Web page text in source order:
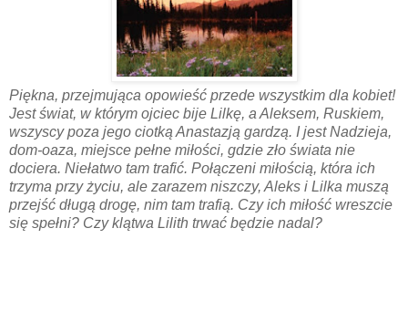
Piękna, przejmująca opowieść przede wszystkim dla kobiet!
Jest świat, w którym ojciec bije Lilkę, a Aleksem, Ruskiem,
wszyscy poza jego ciotką Anastazją gardzą. I jest Nadzieja,
dom-oaza, miejsce pełne miłości, gdzie zło świata nie
dociera. Niełatwo tam trafić. Połączeni miłością, która ich
trzyma przy życiu, ale zarazem niszczy, Aleks i Lilka muszą
przejść długą drogę, nim tam trafią. Czy ich miłość wreszcie
się spełni? Czy klątwa Lilith trwać będzie nadal?